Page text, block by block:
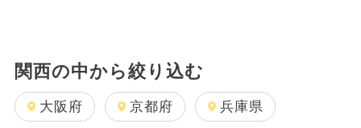
関西の中から絞り込む
大阪府 京都府 兵庫県